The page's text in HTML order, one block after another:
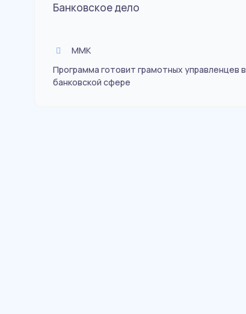
Банковское дело
ММК
Программа готовит грамотных управленцев в
банковской сфере